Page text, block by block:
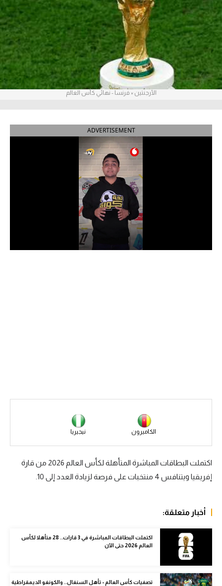
آراء حرة
ركن الألعاب
بطولات
أمريكا 2026
الدوري الإنجليزي الممتاز
الدوري السعودي للمحترفين
الكرة الأوروبية
الدوري الإنجليزي
دوري أبطال أوروبا
القسم الثاني
رياضات أخرى
أمم إفريقيا
الأرجنتين × فرنسا - نهائي كأس العالم
ADVERTISEMENT
الكاميرون نيجيريا
اكتملت البطاقات المباشرة المتأهلة لكأس العالم 2026 من قارة
إفريقيا ويتنافس 4 منتخبات على فرصة لزيادة العدد إلى 10.
أخبار متعلقة:
اكتملت البطاقات المباشرة في 3 قارات.. 28 متأهلا لكأس
العالم 2026 حتى الآن
تصفيات كأس العالم - تأهل السنغال.. والكونغو الديمقراطية